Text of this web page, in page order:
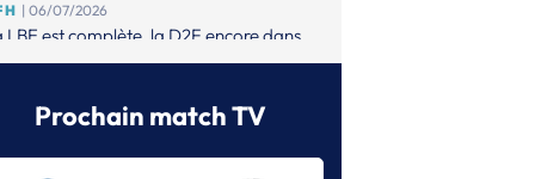
| 06/07/2026
LBE est complète, la D2F encore dans
de possibles appels
mise sur Valerie Smetkovà pour
Prochain match TV